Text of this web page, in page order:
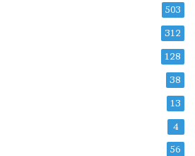
503
312
128
38
13
4
56